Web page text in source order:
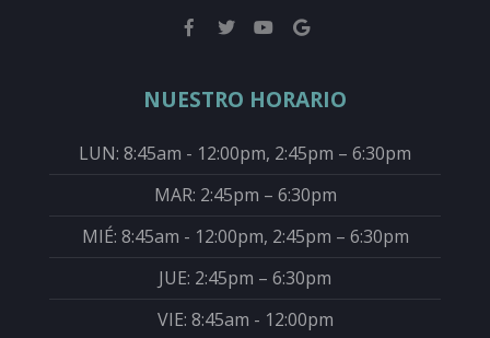
NUESTRO HORARIO
LUN: 8:45am - 12:00pm, 2:45pm – 6:30pm
MAR: 2:45pm – 6:30pm
MIÉ: 8:45am - 12:00pm, 2:45pm – 6:30pm
JUE: 2:45pm – 6:30pm
VIE: 8:45am - 12:00pm